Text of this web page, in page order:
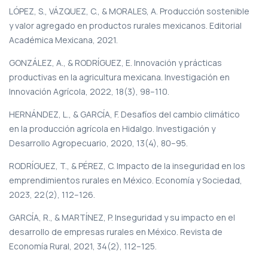
LÓPEZ, S., VÁZQUEZ, C., & MORALES, A. Producción sostenible
y valor agregado en productos rurales mexicanos. Editorial
Académica Mexicana, 2021.
GONZÁLEZ, A., & RODRÍGUEZ, E. Innovación y prácticas
productivas en la agricultura mexicana. Investigación en
Innovación Agrícola, 2022, 18(3), 98–110.
HERNÁNDEZ, L., & GARCÍA, F. Desafíos del cambio climático
en la producción agrícola en Hidalgo. Investigación y
Desarrollo Agropecuario, 2020, 13(4), 80–95.
RODRÍGUEZ, T., & PÉREZ, C. Impacto de la inseguridad en los
emprendimientos rurales en México. Economía y Sociedad,
2023, 22(2), 112–126.
GARCÍA, R., & MARTÍNEZ, P. Inseguridad y su impacto en el
desarrollo de empresas rurales en México. Revista de
Economía Rural, 2021, 34(2), 112–125.